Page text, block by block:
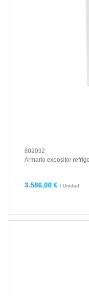
802032
Armario expositor
3.586,00 € / Unidad